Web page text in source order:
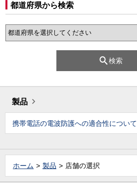
都道府県から検索
検索
製品
携帯電話の電波防護への適合性について
ホーム 製品 店舗の選択